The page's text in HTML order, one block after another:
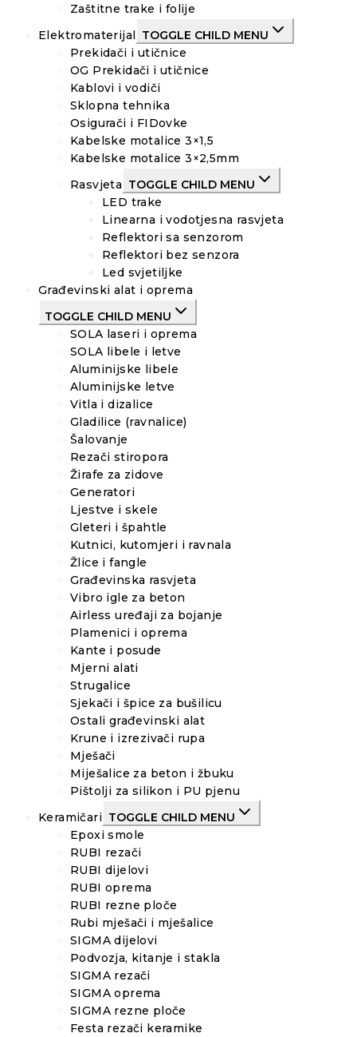
Zaštitne trake i folije
Elektromaterijal
TOGGLE CHILD MENU
Prekidači i utičnice
OG Prekidači i utičnice
Kablovi i vodiči
Sklopna tehnika
Osigurači i FIDovke
Kabelske motalice 3×1,5
Kabelske motalice 3×2,5mm
Rasvjeta TOGGLE CHILD MENU
LED trake
Linearna i vodotjesna rasvjeta
Reflektori sa senzorom
Reflektori bez senzora
Led svjetiljke
Građevinski alat i oprema
TOGGLE CHILD MENU
SOLA laseri i oprema
SOLA libele i letve
Aluminijske libele
Aluminijske letve
Vitla i dizalice
Gladilice (ravnalice)
Šalovanje
Rezači stiropora
Žirafe za zidove
Generatori
Ljestve i skele
Gleteri i špahtle
Kutnici, kutomjeri i ravnala
Žlice i fangle
Građevinska rasvjeta
Vibro igle za beton
Airless uređaji za bojanje
Plamenici i oprema
Kante i posude
Mjerni alati
Strugalice
Sjekači i špice za bušilicu
Ostali građevinski alat
Krune i izrezivači rupa
Mješači
Miješalice za beton i žbuku
Pištolji za silikon i PU pjenu
Keramičari TOGGLE CHILD MENU
Epoxi smole
RUBI rezači
RUBI dijelovi
RUBI oprema
RUBI rezne ploče
Rubi mješači i mješalice
SIGMA dijelovi
Podvozja, kitanje i stakla
SIGMA rezači
SIGMA oprema
SIGMA rezne ploče
Festa rezači keramike